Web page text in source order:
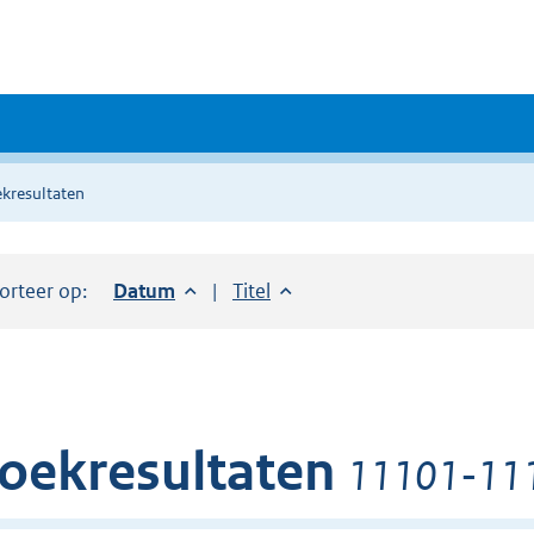
op: Sorteer op:
Datum aflopendSorteer op:
Titel oplopend
11101-